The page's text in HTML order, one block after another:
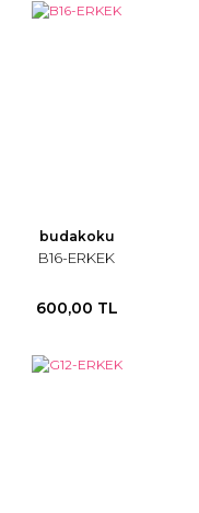
budakoku
B16-ERKEK
600,00 TL